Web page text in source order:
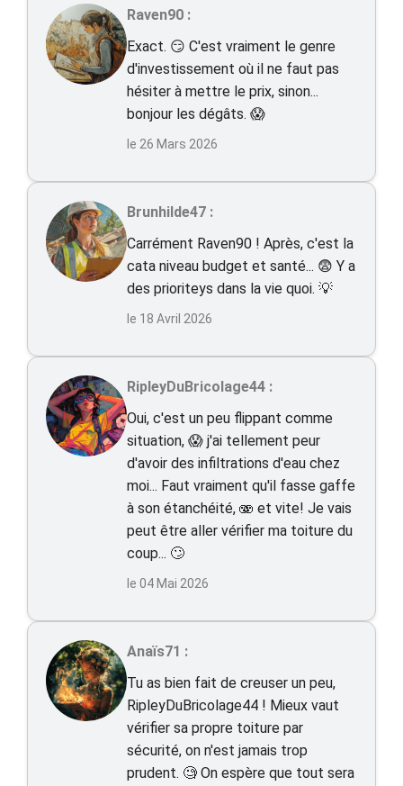
Raven90 :
Exact. 😏 C'est vraiment le genre
d'investissement où il ne faut pas
hésiter à mettre le prix, sinon...
bonjour les dégâts. 😱
le 26 Mars 2026
Brunhilde47 :
Carrément Raven90 ! Après, c'est la
cata niveau budget et santé... 😨 Y a
des prioriteys dans la vie quoi. 💡
le 18 Avril 2026
RipleyDuBricolage44 :
Oui, c'est un peu flippant comme
situation, 😱 j'ai tellement peur
d'avoir des infiltrations d'eau chez
moi... Faut vraiment qu'il fasse gaffe
à son étanchéité, 🫨 et vite! Je vais
peut être aller vérifier ma toiture du
coup... 🙄
le 04 Mai 2026
Anaïs71 :
Tu as bien fait de creuser un peu,
RipleyDuBricolage44 ! Mieux vaut
vérifier sa propre toiture par
sécurité, on n'est jamais trop
prudent. 🧐 On espère que tout sera